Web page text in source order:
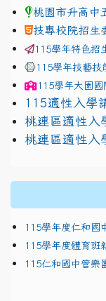
桃園市升高中
技專校院招生
115學年特色招
115學年技藝技
115學年大園國
115適性入學
link to
桃連區適性入
link to
桃連區適性入
115學年度仁和國
115學年度體育班
115仁和國中管樂